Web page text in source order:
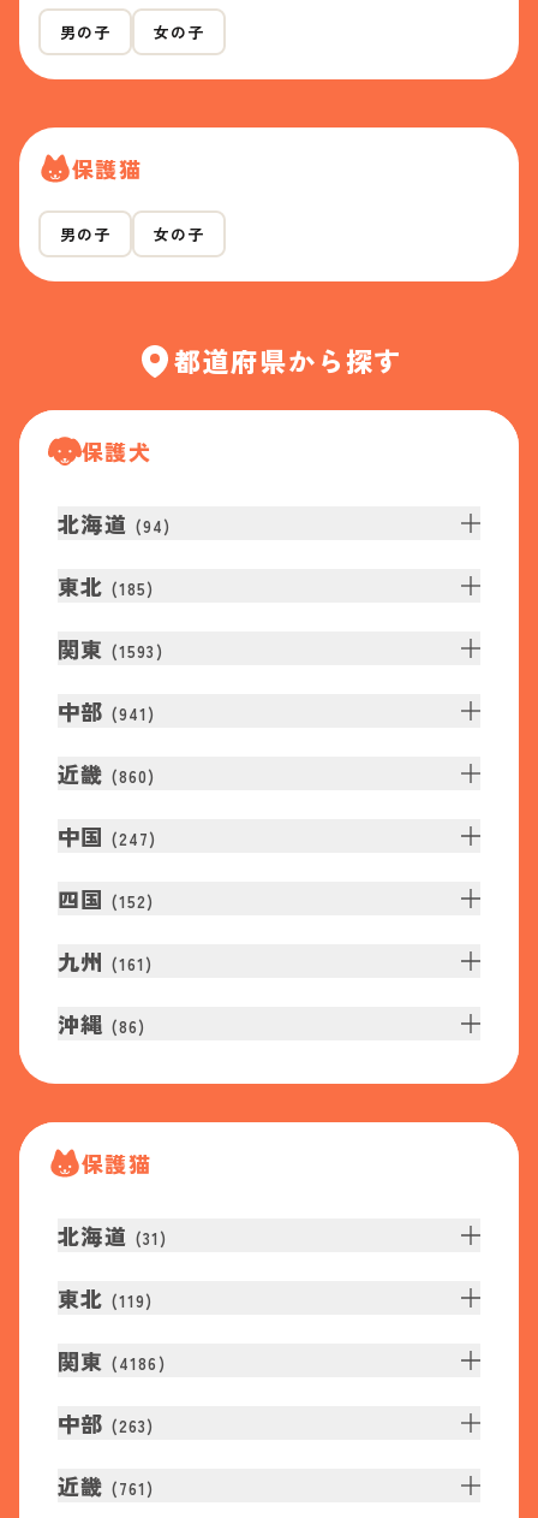
男の子 女の子
保護猫
男の子 女の子
都道府県から探す
保護犬
北海道 (94)
東北 (185)
関東 (1593 )
中部 (941 )
近畿 (860)
中国 (247)
四国 (152)
九州 (161 )
沖縄 (86)
保護猫
北海道 (31 )
東北 (119)
関東 (4186 )
中部 (263)
近畿 (761 )